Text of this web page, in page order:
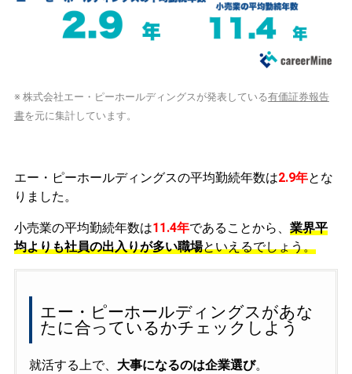
※ 株式会社エー・ピーホールディングスが発表している有価証券報告
書を元に集計しています。
エー・ピーホールディングスの平均勤続年数は2.9年とな
りました。
小売業の平均勤続年数は11.4年であることから、 業界平
均よりも社員の出入りが多い職場といえるでしょう。
エー・ピーホールディングスがあな
たに合っているかチェックしよう
就活する上で、 大事になるのは企業選び。